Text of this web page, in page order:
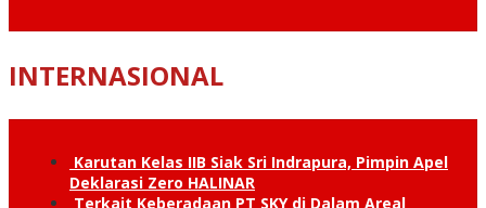
INTERNASIONAL
Karutan Kelas IIB Siak Sri Indrapura, Pimpin Apel
Deklarasi Zero HALINAR
Terkait Keberadaan PT SKY di Dalam Areal